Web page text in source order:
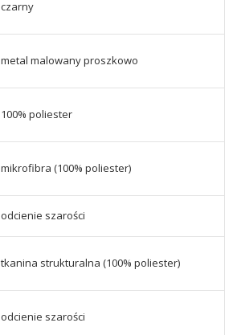
czarny
metal malowany proszkowo
100% poliester
mikrofibra (100% poliester)
odcienie szarości
tkanina strukturalna (100% poliester)
odcienie szarości